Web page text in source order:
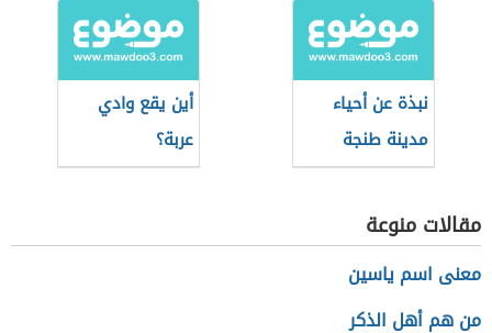
نبذة عن أحياء
مدينة طنجة
أين يقع وادي
عربة؟
مقالات منوعة
معنى اسم ياسين
من هم أهل الذكر